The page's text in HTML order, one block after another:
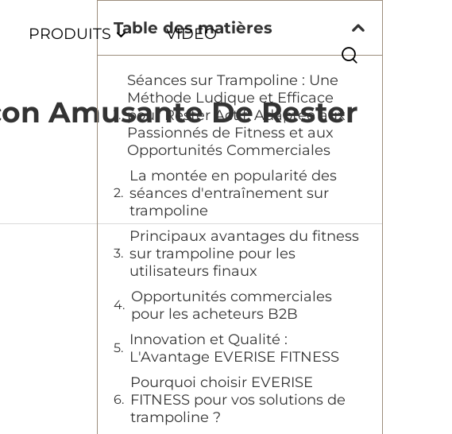
PRODUITS VIDÉO
Amusante De Rester
Table des matières
Séances sur Trampoline : Une
Méthode Ludique et Efficace
pour Rester Actif, Adaptée aux
Passionnés de Fitness et aux
Opportunités Commerciales
La montée en popularité des
séances d'entraînement sur
trampoline
Principaux avantages du fitness
sur trampoline pour les
utilisateurs finaux
Opportunités commerciales
pour les acheteurs B2B
Innovation et Qualité :
L'Avantage EVERISE FITNESS
Pourquoi choisir EVERISE
FITNESS pour vos solutions de
trampoline ?